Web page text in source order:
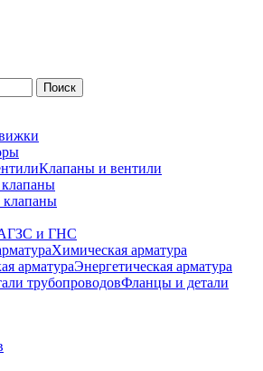
Поиск
Клапаны и вентили
и ГНС
Химическая арматура
Энергетическая арматура
Фланцы и детали